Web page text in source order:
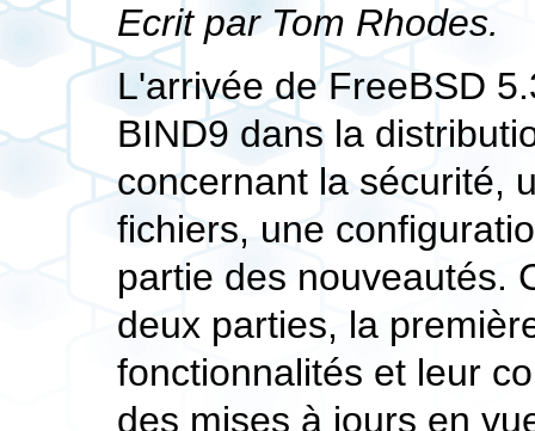
Ecrit parTom Rhodes.
L'arrivée de FreeBSD
BIND9 dans la
concernant la sécurité,
fichiers, une
partie des nouveautés.
deux parties, la
fonctionnalités et leur
des mises à jours en